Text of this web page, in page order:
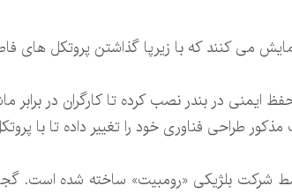
می کنند که با زیرپا گذاشتن پروتکل های
در بندر نصب کرده تا کارگران در برابر
طراحی فناوری خود را تغییر داده تا با